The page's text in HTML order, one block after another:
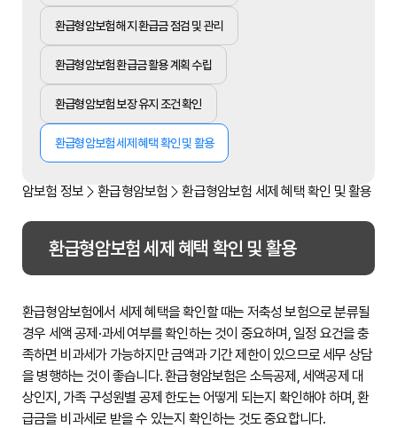
환급형암보험 해지 환급금 점검 및 관리
환급형암보험 환급금 활용 계획 수립
환급형암보험 보장 유지 조건 확인
환급형암보험 세제 혜택 확인 및 활용
암보험 정보 환급형암보험 환급형암보험 세제 혜택 확인 및 활용
환급형암보험 세제 혜택 확인 및 활용
환급형암보험에서 세제 혜택을 확인할 때는 저축성 보험으로 분류될
경우 세액 공제·과세 여부를 확인하는 것이 중요하며, 일정 요건을 충
족하면 비과세가 가능하지만 금액과 기간 제한이 있으므로 세무 상담
을 병행하는 것이 좋습니다. 환급형암보험은 소득공제, 세액공제 대
상인지, 가족 구성원별 공제 한도는 어떻게 되는지 확인해야 하며, 환
급금을 비과세로 받을 수 있는지 확인하는 것도 중요합니다.